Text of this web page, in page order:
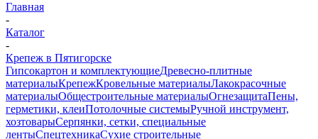
Главная
-
Каталог
-
Крепеж в Пятигорске
Гипсокартон и комплектующиеДревесно-плитные
материалыКрепежКровельные материалыЛакокрасочные
материалыОбщестроительные материалыОгнезащитаПены,
герметики, клеиПотолочные системыРучной инструмент,
хозтоварыСерпянки, сетки, специальные
лентыСпецтехникаСухие строительные